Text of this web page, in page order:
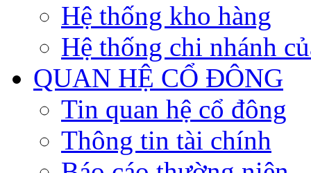
Hệ thống kho hàng
Hệ thống chi nhánh
QUAN HỆ CỔ ĐÔNG
Tin quan hệ cổ đông
Thông tin tài chính